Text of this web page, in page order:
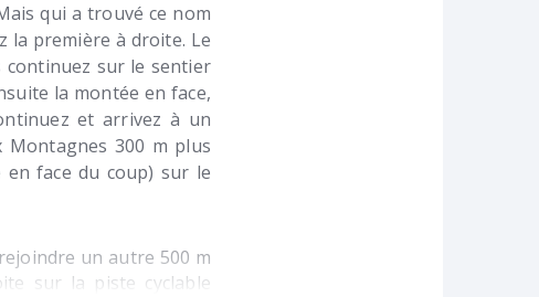
qui a trouvé ce nom
la première à droite. Le
continuez sur le sentier
la montée en face,
et arrivez à un
Montagnes 300 m plus
face du coup) sur le
un autre 500 m
sur la piste cyclable